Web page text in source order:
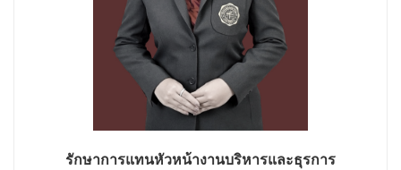
รักษาการแทนหัวหน้างานบริหารและธุรการ